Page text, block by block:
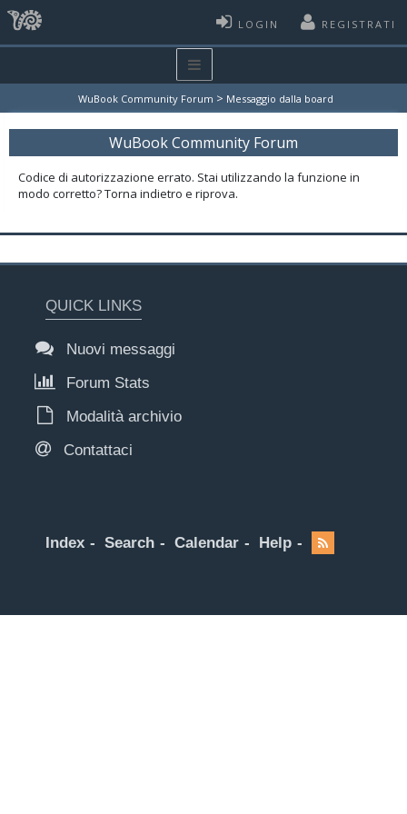
LOGIN REGISTRATI
WuBook Community Forum > Messaggio dalla board
WuBook Community Forum
Codice di autorizzazione errato. Stai utilizzando la funzione in
modo corretto? Torna indietro e riprova.
QUICK LINKS
Nuovi messaggi
Forum Stats
Modalità archivio
Contattaci
Index Search Calendar Help